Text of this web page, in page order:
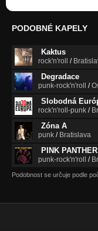
PODOBNÉ KAPELY
Kaktus
rock'n'roll /
Degradace
punk-rock'n'roll /
Slobodná
rock'n'roll-punk /
Zóna A
punk / Bratislava
PINK
punk-rock'n'roll /
Podobnost se určuje podle